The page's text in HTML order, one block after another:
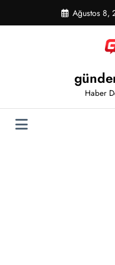
Ağustos 8,
Haber